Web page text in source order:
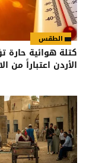
الطقس
كتلة هوائية حارة
الأردن اعتباراً من